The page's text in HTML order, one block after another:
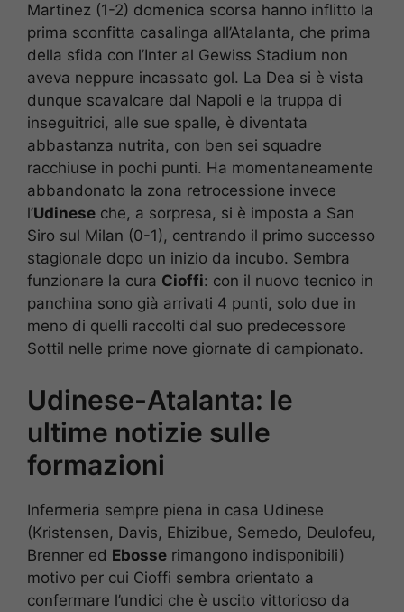
Martinez (1-2) domenica scorsa hanno inflitto la
prima sconfitta casalinga all’Atalanta, che prima
della sfida con l’Inter al Gewiss Stadium non
aveva neppure incassato gol. La Dea si è vista
dunque scavalcare dal Napoli e la truppa di
inseguitrici, alle sue spalle, è diventata
abbastanza nutrita, con ben sei squadre
racchiuse in pochi punti. Ha momentaneamente
abbandonato la zona retrocessione invece
l’Udinese che, a sorpresa, si è imposta a San
Siro sul Milan (0-1), centrando il primo successo
stagionale dopo un inizio da incubo. Sembra
funzionare la cura Cioffi: con il nuovo tecnico in
panchina sono già arrivati 4 punti, solo due in
meno di quelli raccolti dal suo predecessore
Sottil nelle prime nove giornate di campionato.
Udinese-Atalanta: le
ultime notizie sulle
formazioni
Infermeria sempre piena in casa Udinese
(Kristensen, Davis, Ehizibue, Semedo, Deulofeu,
Brenner ed Ebosse rimangono indisponibili)
motivo per cui Cioffi sembra orientato a
confermare l’undici che è uscito vittorioso da